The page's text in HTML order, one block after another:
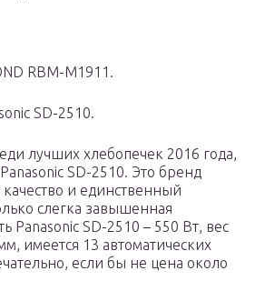
RBM-M1911.
SD-2510.
лучших хлебопечек 2016 года,
SD-2510. Это бренд
качество и единственный
слегка завышенная
Panasonic SD-2510 – 550 Вт, вес
имеется 13 автоматических
если бы не цена около